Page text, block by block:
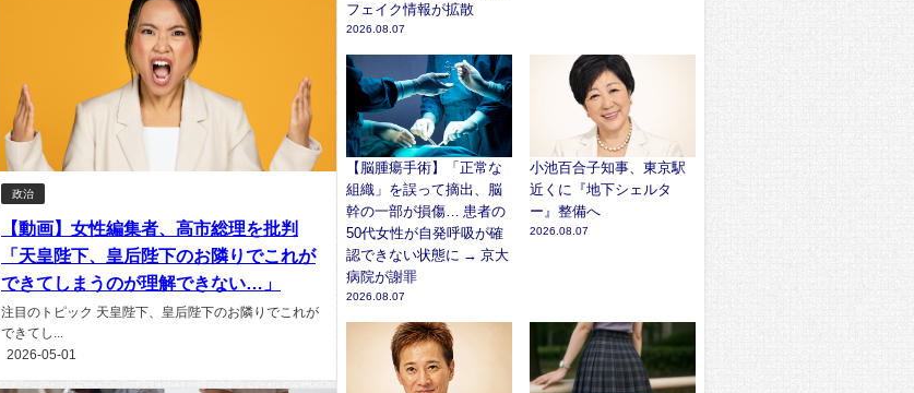
政治
【動画】女性編集者、高市総理を批判
「天皇陛下、皇后陛下のお隣りでこれが
できてしまうのが理解できない…」
注目のトピック 天皇陛下、皇后陛下のお隣りでこれが
できてし...
2026-05-01
フェイク情報が拡散
2026.08.07
【脳腫瘍手術】「正常な
組織」を誤って摘出、脳
幹の一部が損傷… 患者の
50代女性が自発呼吸が確
認できない状態に → 京大
病院が謝罪
2026.08.07
小池百合子知事、東京駅
近くに『地下シェルタ
ー』整備へ
2026.08.07